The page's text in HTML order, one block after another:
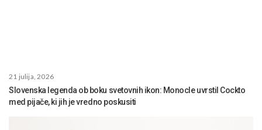
21 julija, 2026
Slovenska legenda ob boku svetovnih ikon: Monocle uvrstil Cockto
med pijače, ki jih je vredno poskusiti